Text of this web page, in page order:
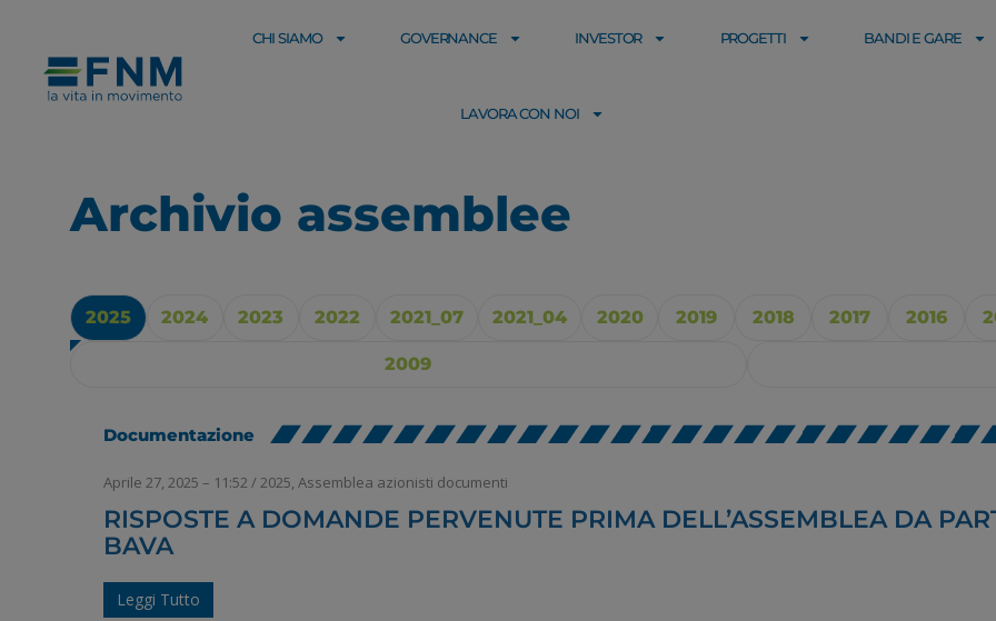
CHI SIAMO GOVERNANCE INVESTOR PROGETTI BANDI E GARE
LAVORA CON NOI
Archivio assemblee
2025 2024 2023 2022 2021_07 2021_04 2020 2019 2018 2017 2016
2009
Documentazione
Aprile 27, 2025 – 11:52 /2025, Assemblea azionisti documenti
RISPOSTE A DOMANDE PERVENUTE PRIMA DELL’ASSEMBLEA DA
BAVA
Leggi Tutto